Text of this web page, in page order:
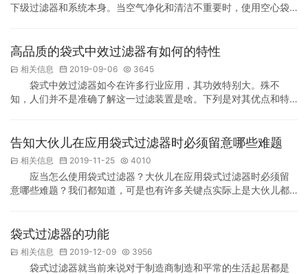
下级过滤器和系统本身。当空气净化和清洁不重要时，使用空心袋
部喷涂冷线支撑架。中效袋式除尘器有效过滤面积大，容尘量大，
后，更换过滤袋方便快捷，大大降低了操作成本。 袋式中效过滤…
高品质的袋式中效过滤器有如何的特性
相关信息 2019-09-06 3645
袋式中效过滤器如今在许多行业应用，其功效特别大。殊不
知，人们并不是准确了解这一过滤装置是啥。下列是对其优点和特
展的过虑工作中是不是能圆满，过虑結果是不是能有确保，过虑洁
的那时候，就选购到品质较为好的机器设备，可是不敢相信如何…
告知大伙儿在应用袋式过滤器时必须留意哪些难题
相关信息 2019-11-25 4010
应当怎么使用袋式过滤器？大伙儿在应用袋式过滤器时必须留
意哪些难题？我们都知道，可是也有许多关键点实际上是大伙儿都
的事儿呢？如何制定目标让过虑实际效果更强呢？大伙儿在应用袋
用袋式过滤器的全过程中，必须常常查验进出口贸易的压力…
袋式过滤器的功能
相关信息 2019-12-09 3956
袋式过滤器就当前来说对于制造商制造和平常的生活起居都是